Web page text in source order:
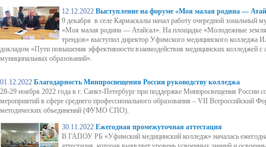
12.12.2022 Выступление на форуме «Моя малая родина —
9 декабря в селе Кармаскалы начал работу очередной зональный
«Моя малая родина — Атайсал». На площадке «Молодежные
трендов» выступил директор Уфимского медицинского колледжа
докладом «Пути повышения эффективности взаимодействия медицинских колледжей с
муниципальных образований».
01.12.2022 Благодарность Минпросвещения России руководству колледжа
28-29 ноября 2022 года в г. Санкт-Петербург при поддержке Минпросвещения России
мероприятий в сфере среднего профессионального образования – VII Всероссийский
методических объединений (ФУМО СПО).
30.11.2022 Ежегодная промежуточная аттестация
В ГАПОУ РБ «Уфимский медицинский колледж» началась